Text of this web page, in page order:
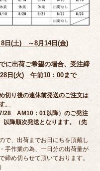
8日(土) ～8月14日(金)
に出荷ご希望の場合、受注締
日(火) 午前10：00まで
切り後の連休前発送のご注文は
。
28 AM10：01以降）のご発注
以降順次発送となります。（先
で、出荷までお日にちを頂戴し
手作業の為、一日分の出荷量が
締め切らせて頂いております。